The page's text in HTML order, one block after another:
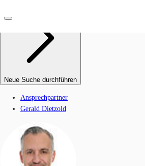
Marktinformationen
Mehrwert
Coworking
Ihre Ansprechpartner
Neue Suche durchführen
Ansprechpartner
Gerald Dietzold